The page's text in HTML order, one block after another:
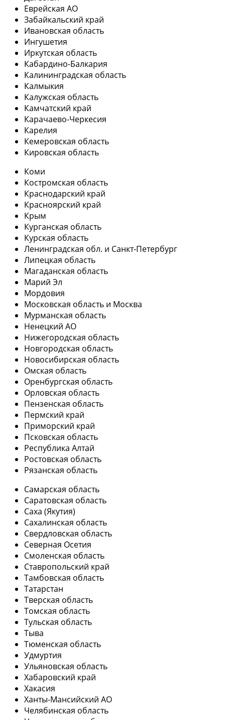
Еврейская АО
Забайкальский край
Ивановская область
Ингушетия
Иркутская область
Кабардино-Балкария
Калининградская область
Калмыкия
Калужская область
Камчатский край
Карачаево-Черкесия
Карелия
Кемеровская область
Кировская область
Коми
Костромская область
Краснодарский край
Красноярский край
Крым
Курганская область
Курская область
Ленинградская обл. и Санкт-Петербург
Липецкая область
Магаданская область
Марий Эл
Мордовия
Московская область и Москва
Мурманская область
Ненецкий АО
Нижегородская область
Новгородская область
Новосибирская область
Омская область
Оренбургская область
Орловская область
Пензенская область
Пермский край
Приморский край
Псковская область
Республика Алтай
Ростовская область
Рязанская область
Самарская область
Саратовская область
Саха (Якутия)
Сахалинская область
Свердловская область
Северная Осетия
Смоленская область
Ставропольский край
Тамбовская область
Татарстан
Тверская область
Томская область
Тульская область
Тыва
Тюменская область
Удмуртия
Ульяновская область
Хабаровский край
Хакасия
Ханты-Мансийский АО
Челябинская область